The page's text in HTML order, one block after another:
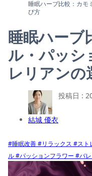
睡眠ハーブ比較：カモ
び方
睡眠ハーブ
ル・パッシ
レリアンの
結城 優衣
投稿日 :
#睡眠改善#リラックス #スト
ル#パッションフラワー #バ